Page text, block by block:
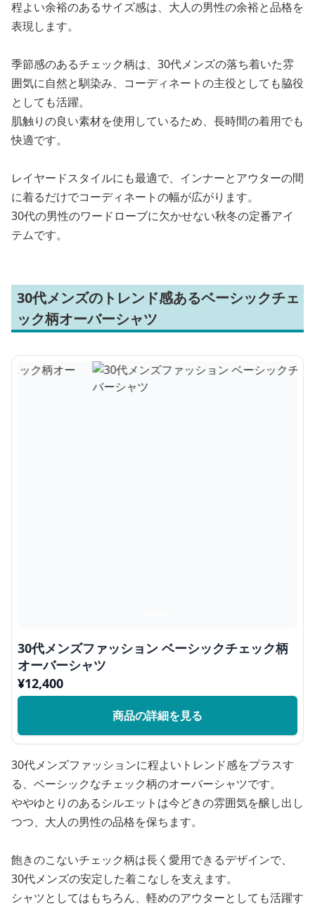
程よい余裕のあるサイズ感は、大人の男性の余裕と品格を
表現します。
季節感のあるチェック柄は、30代メンズの落ち着いた雰
囲気に自然と馴染み、コーディネートの主役としても脇役
としても活躍。
肌触りの良い素材を使用しているため、長時間の着用でも
快適です。
レイヤードスタイルにも最適で、インナーとアウターの間
に着るだけでコーディネートの幅が広がります。
30代の男性のワードローブに欠かせない秋冬の定番アイ
テムです。
30代メンズのトレンド感あるベーシックチェ
ック柄オーバーシャツ
30代メンズファッション ベーシックチェック柄
オーバーシャツ
¥12,400
商品の詳細を見る
30代メンズファッションに程よいトレンド感をプラスす
る、ベーシックなチェック柄のオーバーシャツです。
ややゆとりのあるシルエットは今どきの雰囲気を醸し出し
つつ、大人の男性の品格を保ちます。
飽きのこないチェック柄は長く愛用できるデザインで、
30代メンズの安定した着こなしを支えます。
シャツとしてはもちろん、軽めのアウターとしても活躍す